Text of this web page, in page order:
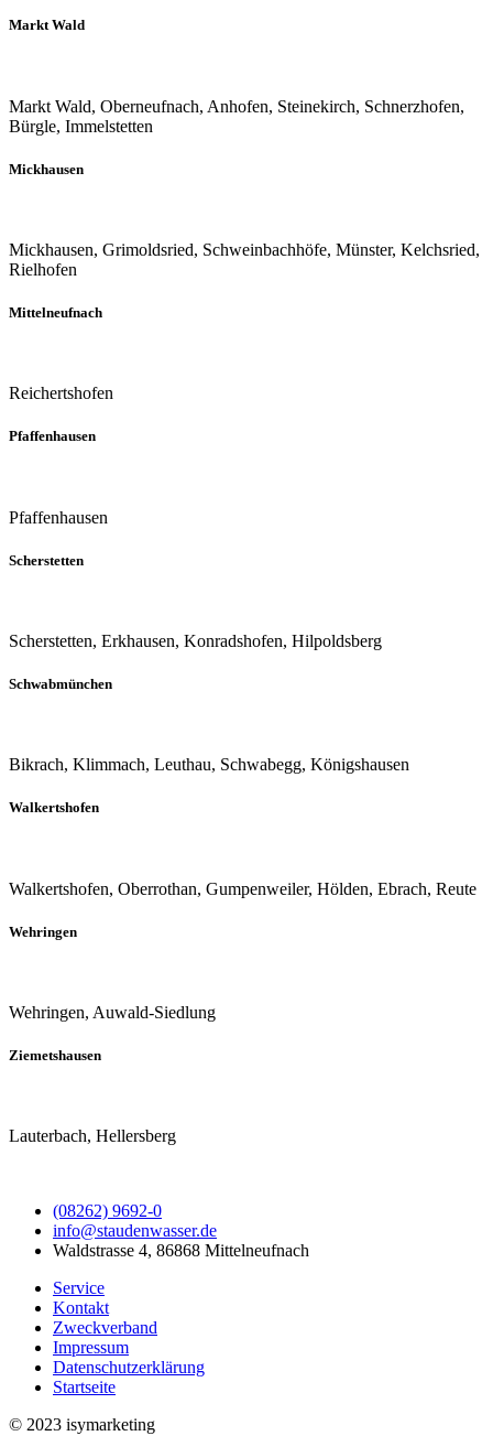
Markt Wald
Markt Wald, Oberneufnach, Anhofen, Steinekirch, Schnerzhofen,
Bürgle, Immelstetten
Mickhausen
Mickhausen, Grimoldsried, Schweinbachhöfe, Münster, Kelchsried,
Rielhofen
Mittelneufnach
Reichertshofen
Pfaffenhausen
Pfaffenhausen
Scherstetten
Scherstetten, Erkhausen, Konradshofen, Hilpoldsberg
Schwabmünchen
Bikrach, Klimmach, Leuthau, Schwabegg, Königshausen
Walkertshofen
Walkertshofen, Oberrothan, Gumpenweiler, Hölden, Ebrach, Reute
Wehringen
Wehringen, Auwald-Siedlung
Ziemetshausen
Lauterbach, Hellersberg
(08262) 9692-0
info@staudenwasser.de
Waldstrasse 4, 86868 Mittelneufnach
Service
Kontakt
Zweckverband
Impressum
Datenschutzerklärung
Startseite
© 2023 isymarketing